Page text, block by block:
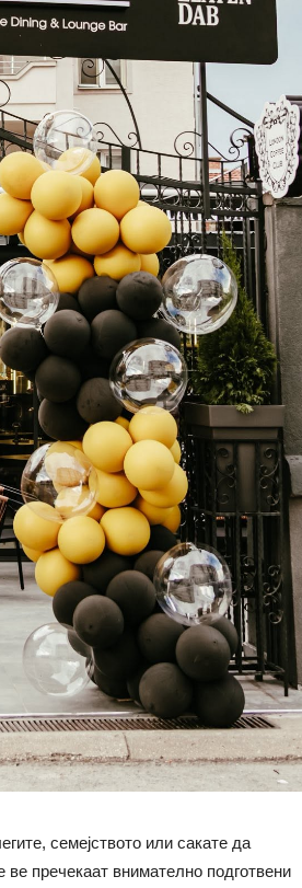
семејството или сакате да
ве пречекаат внимателно подготвени